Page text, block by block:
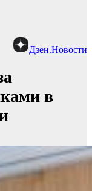
Дзен.Новости
в